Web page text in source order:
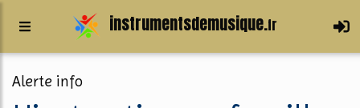
instrumentsdemusique.fr
Alerte info